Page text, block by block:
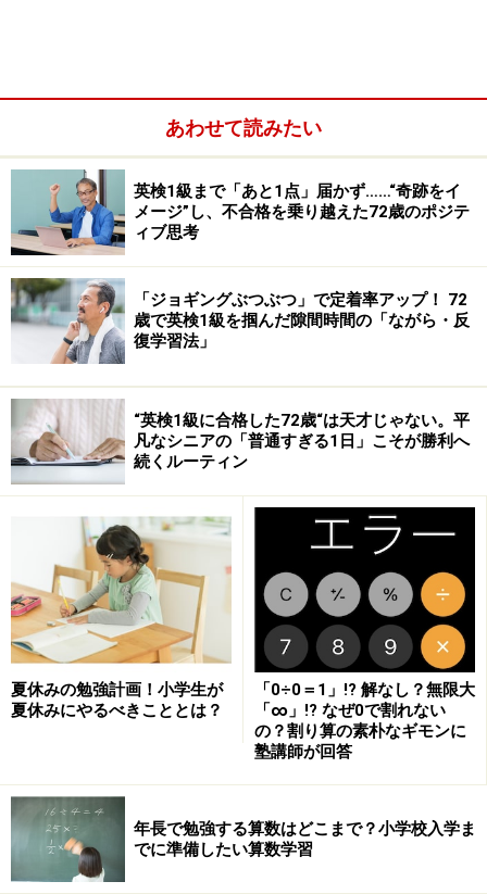
通常通りの受験勉強
12月30日
午後は自分の部屋の大掃除
12月31日
1月1日
朝8時には起床
1月2日
午前中は簡単な暗記もの
午後は親戚回りなど
1月3日
1月4日～ 通常通りの受験勉強
受験生にとって理想的な年末年始（冬休み）の過ごし方
あわせて読みたい
英検1級まで「あと1点」届かず……“奇跡をイ
メージ”し、不合格を乗り越えた72歳のポジテ
ィブ思考
「ジョギングぶつぶつ」で定着率アップ！ 72
歳で英検1級を掴んだ隙間時間の「ながら・反
復学習法」
“英検1級に合格した72歳“は天才じゃない。平
凡なシニアの「普通すぎる1日」こそが勝利へ
続くルーティン
夏休みの勉強計画！小学生が
夏休みにやるべきこととは？
「0÷0＝1」!? 解なし？無限大
「∞」!? なぜ0で割れない
の？割り算の素朴なギモンに
塾講師が回答
年長で勉強する算数はどこまで？小学校入学ま
でに準備したい算数学習